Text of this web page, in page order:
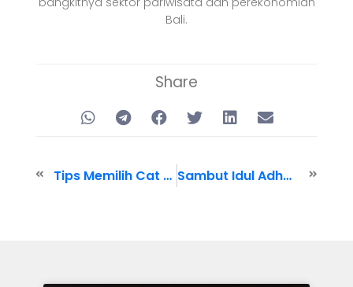
Bali.
Share
Tips Memilih Cat Rumah yang Bagus oleh Ahlinya Sambut Idul Adha, Sembelih Hewan Qurban dan Makan Bersama